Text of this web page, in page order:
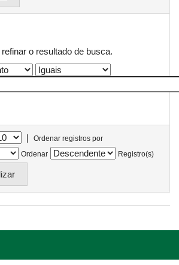
o resultado de busca.
|
Ordenar registros por
Ordenar
Registro(s)